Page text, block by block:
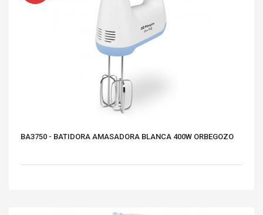
BA3750 - BATIDORA AMASADORA BLANCA 400W ORBEGOZO